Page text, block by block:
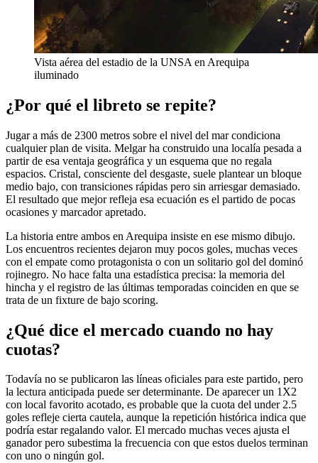
Vista aérea del estadio de la UNSA en Arequipa
iluminado
¿Por qué el libreto se repite?
Jugar a más de 2300 metros sobre el nivel del mar condiciona
cualquier plan de visita. Melgar ha construido una localía pesada a
partir de esa ventaja geográfica y un esquema que no regala
espacios. Cristal, consciente del desgaste, suele plantear un bloque
medio bajo, con transiciones rápidas pero sin arriesgar demasiado.
El resultado que mejor refleja esa ecuación es el partido de pocas
ocasiones y marcador apretado.
La historia entre ambos en Arequipa insiste en ese mismo dibujo.
Los encuentros recientes dejaron muy pocos goles, muchas veces
con el empate como protagonista o con un solitario gol del dominó
rojinegro. No hace falta una estadística precisa: la memoria del
hincha y el registro de las últimas temporadas coinciden en que se
trata de un fixture de bajo scoring.
¿Qué dice el mercado cuando no hay
cuotas?
Todavía no se publicaron las líneas oficiales para este partido, pero
la lectura anticipada puede ser determinante. De aparecer un 1X2
con local favorito acotado, es probable que la cuota del under 2.5
goles refleje cierta cautela, aunque la repetición histórica indica que
podría estar regalando valor. El mercado muchas veces ajusta el
ganador pero subestima la frecuencia con que estos duelos terminan
con uno o ningún gol.